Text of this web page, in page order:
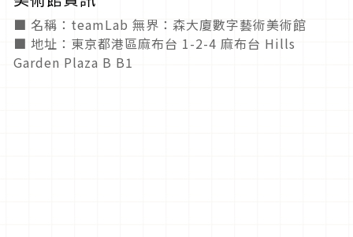
■ 名稱：teamLab 無界：森大廈數字藝術美術館
■ 地址：東京都港區麻布台 1-2-4 麻布台 Hills
Garden Plaza B B1